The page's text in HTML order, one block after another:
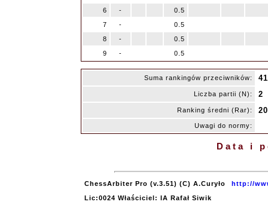
6
-
0.5
7
-
0.5
8
-
0.5
9
- 0.5
Suma rankingów przeciwników:
Liczba partii (N): 2
Ranking średni (Rar):
Uwagi do normy:
Data i
ChessArbiter Pro (v.3.51) (C) A.Curyło
http://
Lic:0024 Właściciel: IA Rafał Siwik